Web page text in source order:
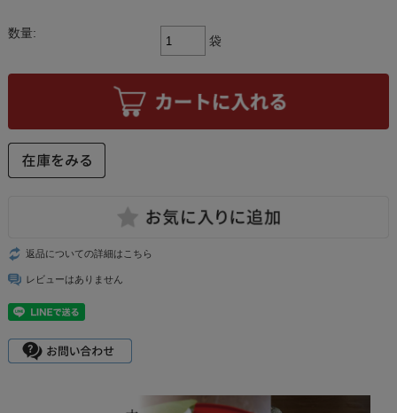
数量:
袋
返品についての詳細はこちら
レビューはありません